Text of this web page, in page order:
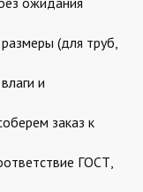
(для труб,
и
заказ к
ГОСТ,